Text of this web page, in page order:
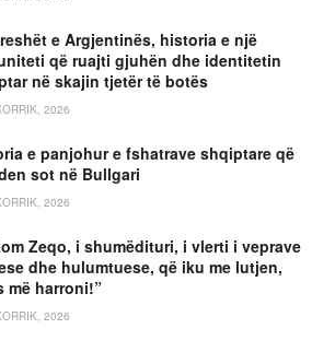
e Argjentinës, historia e një
që ruajti gjuhën dhe identitetin
në skajin tjetër të botës
2026
e panjohur e fshatrave shqiptare që
sot në Bullgari
2026
Zeqo, i shumëdituri, i vlerti i veprave
dhe hulumtuese, që iku me lutjen,
më harroni!”
2026